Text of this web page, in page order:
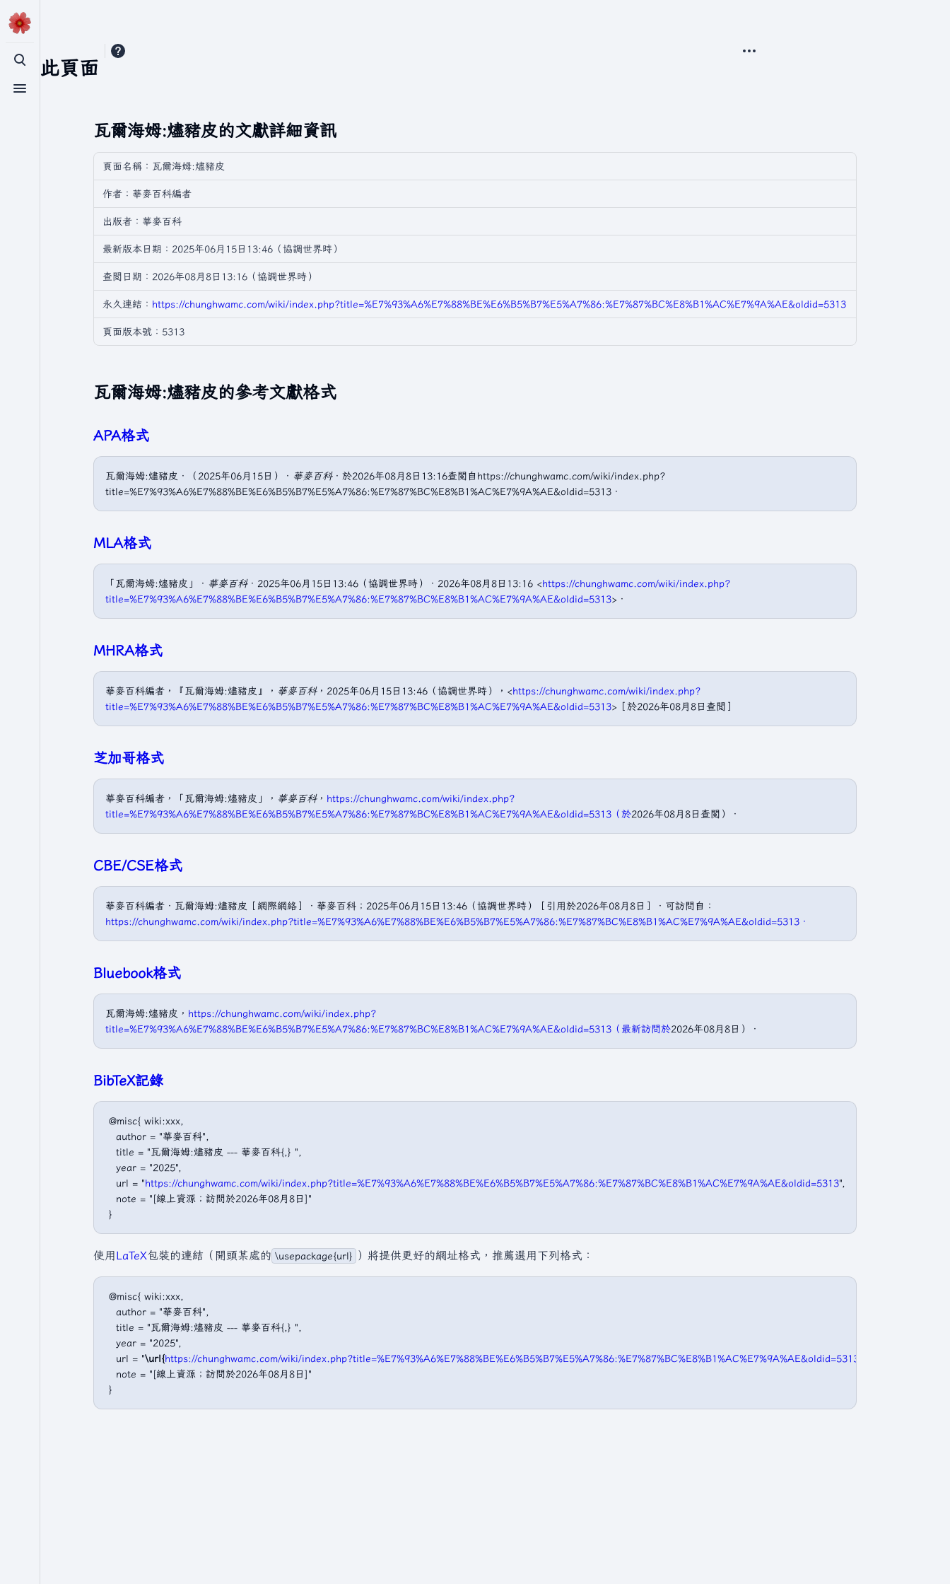
切換搜尋
切換選單
引用此頁面
瓦爾海姆:燼豬皮的文獻詳細資訊
頁面名稱：瓦爾海姆:燼豬皮
作者：華麥百科編者
出版者：華麥百科
最新版本日期：2025年06月15日13:46（協調世界時）
查閲日期：2026年08月8日13:16（協調世界時）
永久連結： https://chunghwamc.com/wiki/index.php?title=%E7%93%A6%E7%88%BE%E6%B5%B7%E5%A7%86:%E7%87%BC%E8%B1%AC%E7%9A%AE&oldid=5313
頁面版本號：5313
瓦爾海姆:燼豬皮的參考文獻格式
APA格式
瓦爾海姆:燼豬皮．（2025年06月15日）． 華麥百科．於2026年08月8日13:16查閲自https://chunghwamc.com/wiki/index.php?
title=%E7%93%A6%E7%88%BE%E6%B5%B7%E5%A7%86:%E7%87%BC%E8%B1%AC%E7%9A%AE&oldid=5313．
MLA格式
「瓦爾海姆:燼豬皮」． 華麥百科．2025年06月15日13:46（協調世界時）．2026年08月8日13:16 <https://chunghwamc.com/wiki/index.php?
title=%E7%93%A6%E7%88%BE%E6%B5%B7%E5%A7%86:%E7%87%BC%E8%B1%AC%E7%9A%AE&oldid=5313>．
MHRA格式
華麥百科編者，『瓦爾海姆:燼豬皮』， 華麥百科，2025年06月15日13:46（協調世界時），<https://chunghwamc.com/wiki/index.php?
title=%E7%93%A6%E7%88%BE%E6%B5%B7%E5%A7%86:%E7%87%BC%E8%B1%AC%E7%9A%AE&oldid=5313>［於2026年08月8日查閲］
芝加哥格式
華麥百科編者，「瓦爾海姆:燼豬皮」， 華麥百科， https://chunghwamc.com/wiki/index.php?
title=%E7%93%A6%E7%88%BE%E6%B5%B7%E5%A7%86:%E7%87%BC%E8%B1%AC%E7%9A%AE&oldid=5313（於2026年08月8日查閲）．
CBE/CSE格式
華麥百科編者．瓦爾海姆:燼豬皮［網際網絡］．華麥百科；2025年06月15日13:46（協調世界時）［引用於2026年08月8日］．可訪問自：
https://chunghwamc.com/wiki/index.php?title=%E7%93%A6%E7%88%BE%E6%B5%B7%E5%A7%86:%E7%87%BC%E8%B1%AC%E7%9A%AE&oldid=5313．
Bluebook格式
瓦爾海姆:燼豬皮， https://chunghwamc.com/wiki/index.php?
title=%E7%93%A6%E7%88%BE%E6%B5%B7%E5%A7%86:%E7%87%BC%E8%B1%AC%E7%9A%AE&oldid=5313（最新訪問於2026年08月8日）．
BibTeX記錄
@misc{ wiki:xxx,
   author = "華麥百科",
   title = "瓦爾海姆:燼豬皮 --- 華麥百科{,} ",
   year = "2025",
   url = "
https://chunghwamc.com/wiki/index.php?title=%E7%93%A6%E7%88%BE%E6%B5%B7%E5%A7%86:%E7%87%BC%E8%B1%AC%E7%9A%AE&oldid=5313",
   note = "[線上資源；訪問於2026年08月8日]"
使用LaTeX包裝的連結（開頭某處的 \usepackage{url} ）將提供更好的網址格式，推薦選用下列格式：
@misc{ wiki:xxx,
   author = "華麥百科",
   title = "瓦爾海姆:燼豬皮 --- 華麥百科{,} ",
   year = "2025",
   url = "
\url{https://chunghwamc.com/wiki/index.php?title=%E7%93%A6%E7%88%BE%E6%B5%B7%E5%A7%86:%E7%87%BC%E8%B1%AC%E7%9A%AE&oldid=5313
   note = "[線上資源；訪問於2026年08月8日]"